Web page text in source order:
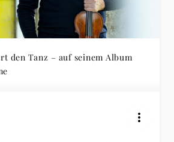
den Tanz – auf seinem Album